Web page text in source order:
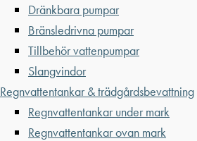
Dränkbara pumpar
Bränsledrivna pumpar
Tillbehör vattenpumpar
Slangvindor
Regnvattentankar & trädgårdsbevattning
Regnvattentankar under mark
Regnvattentankar ovan mark